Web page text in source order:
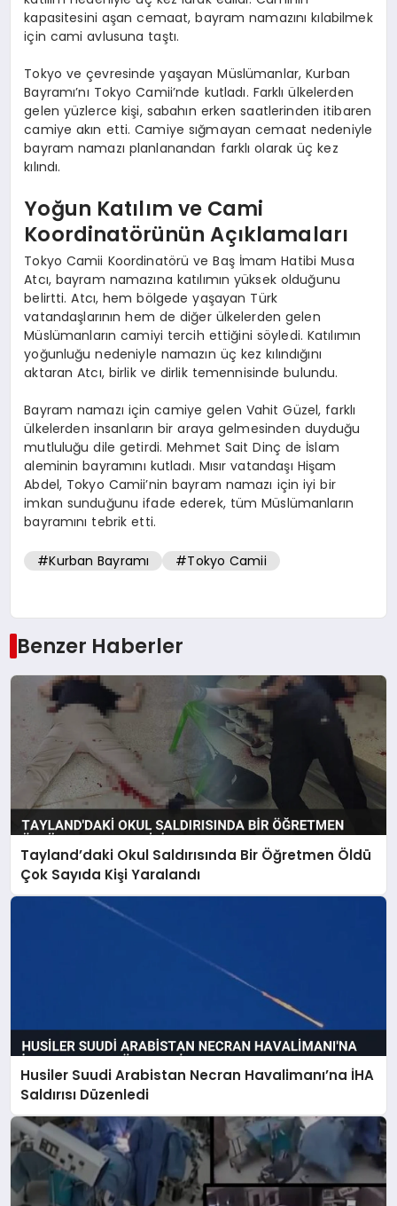
kapasitesini aşan cemaat, bayram namazını kılabilmek
için cami avlusuna taştı.
Tokyo ve çevresinde yaşayan Müslümanlar, Kurban
Bayramı’nı Tokyo Camii’nde kutladı. Farklı ülkelerden
gelen yüzlerce kişi, sabahın erken saatlerinden itibaren
camiye akın etti. Camiye sığmayan cemaat nedeniyle
bayram namazı planlanandan farklı olarak üç kez
kılındı.
Yoğun Katılım ve Cami
Koordinatörünün Açıklamaları
Tokyo Camii Koordinatörü ve Baş İmam Hatibi Musa
Atcı, bayram namazına katılımın yüksek olduğunu
belirtti. Atcı, hem bölgede yaşayan Türk
vatandaşlarının hem de diğer ülkelerden gelen
Müslümanların camiyi tercih ettiğini söyledi. Katılımın
yoğunluğu nedeniyle namazın üç kez kılındığını
aktaran Atcı, birlik ve dirlik temennisinde bulundu.
Bayram namazı için camiye gelen Vahit Güzel, farklı
ülkelerden insanların bir araya gelmesinden duyduğu
mutluluğu dile getirdi. Mehmet Sait Dinç de İslam
aleminin bayramını kutladı. Mısır vatandaşı Hişam
Abdel, Tokyo Camii’nin bayram namazı için iyi bir
imkan sunduğunu ifade ederek, tüm Müslümanların
bayramını tebrik etti.
#Kurban Bayramı #Tokyo Camii
Benzer Haberler
Tayland’daki Okul Saldırısında Bir Öğretmen Öldü
Çok Sayıda Kişi Yaralandı
Husiler Suudi Arabistan Necran Havalimanı’na İHA
Saldırısı Düzenledi